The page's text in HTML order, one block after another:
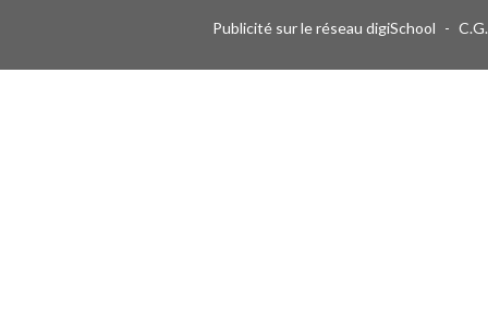
Publicité sur le réseau digiSchool -